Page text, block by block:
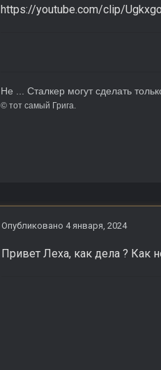
https://youtube.com/clip/
Не ... Сталкер могут сделать
© тот
Опубликовано 4 января, 2024
Привет Леха, как дела ? Как